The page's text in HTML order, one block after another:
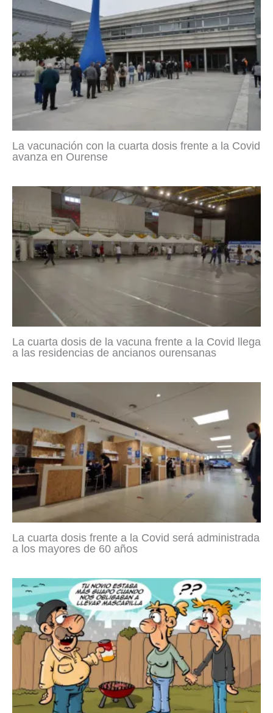
La vacunación con la cuarta dosis frente a la Covid
avanza en Ourense
La cuarta dosis de la vacuna frente a la Covid llega
a las residencias de ancianos ourensanas
La cuarta dosis frente a la Covid será administrada
a los mayores de 60 años